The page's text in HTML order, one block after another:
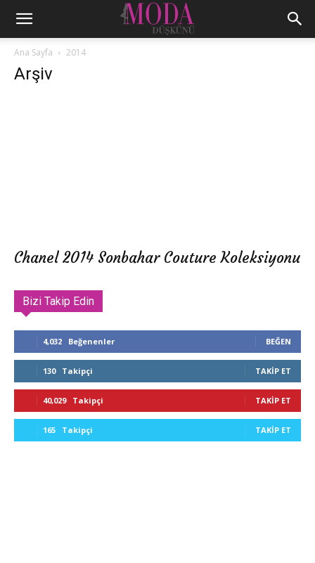
Ana Sayfa 2014
Arşiv
Chanel 2014 Sonbahar Couture Koleksiyonu
Bizi Takip Edin
4,032 Beğenenler BEĞEN
130 Takipçi TAKIP ET
40,029 Takipçi TAKIP ET
165 Takipçi TAKIP ET